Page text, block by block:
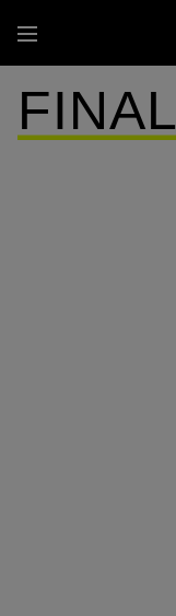
para
o
conteúdo
principal
Menu
FINAL